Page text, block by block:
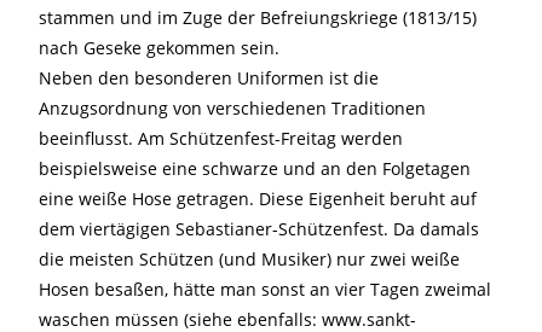
stammen und im Zuge der Befreiungskriege (1813/15)
nach Geseke gekommen sein.
Neben den besonderen Uniformen ist die
Anzugsordnung von verschiedenen Traditionen
beeinflusst. Am Schützenfest-Freitag werden
beispielsweise eine schwarze und an den Folgetagen
eine weiße Hose getragen. Diese Eigenheit beruht auf
dem viertägigen Sebastianer-Schützenfest. Da damals
die meisten Schützen (und Musiker) nur zwei weiße
Hosen besaßen, hätte man sonst an vier Tagen zweimal
waschen müssen (siehe ebenfalls: www.sankt-